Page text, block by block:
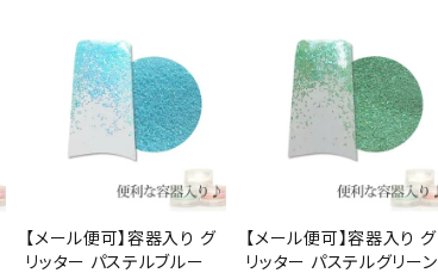
【メール便可】容器入り グ
リッター パステルブルー
【メール便可】容器入り グ
リッター パステルグリーン